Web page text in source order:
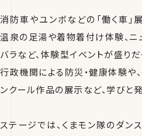
消防車やユンボなどの「働く車」
温泉の足湯や着物着付け体験、ニ
バラなど、体験型イベントが盛りだ
行政機関による防災・健康体験や
ンクール作品の展示など、学びと
ステージでは、くまモン隊のダン